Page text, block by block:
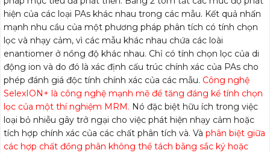
hiện của các loại PAs khác nhau trong các mẫu. Kết quả nhấn
mạnh nhu cầu của một phương pháp phân tích có tính chọn
lọc và nhạy cảm, vì các mẫu khác nhau chứa các loài
enantiomer ở nồng độ khác nhau. Chỉ có tính chọn lọc của di
động ion và do đó là xác định cấu trúc chính xác của PAs cho
phép đánh giá độc tính chính xác của các mẫu. Công nghệ
SelexION+ là công nghệ mạnh mẽ để tăng đáng kể tính chọn
lọc của một thí nghiệm MRM. Nó đặc biệt hữu ích trong việc
loại bỏ nhiễu gây trở ngại cho việc phát hiện nhạy cảm hoặc
tích hợp chính xác của các chất phân tích và. Và phân biệt giữa
các hợp chất đồng phân không thể tách bằng sắc ký hoặc